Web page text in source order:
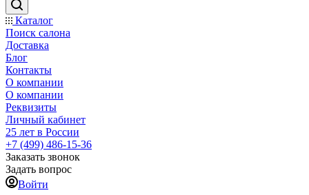
Каталог
Поиск салона
Доставка
Блог
Контакты
О компании
О компании
Реквизиты
Личный кабинет
25 лет в России
+7 (499) 486-15-36
Заказать звонок
Задать вопрос
Войти